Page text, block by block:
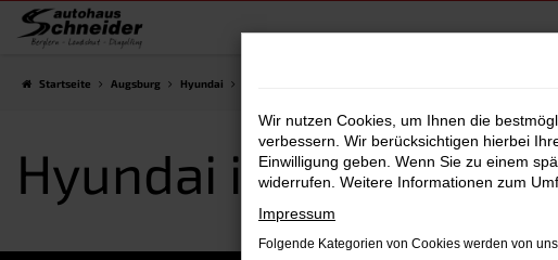
Zum
Startseite Augsburg Hyundai
Hyundai i20
Wir nutzen Cookies, um Ihnen die
verbessern. Wir berücksichtigen hierbei
Einwilligung geben. Wenn Sie zu einem
widerrufen. Weitere Informationen zum
Impressum
Folgende Kategorien von Cookies werden von